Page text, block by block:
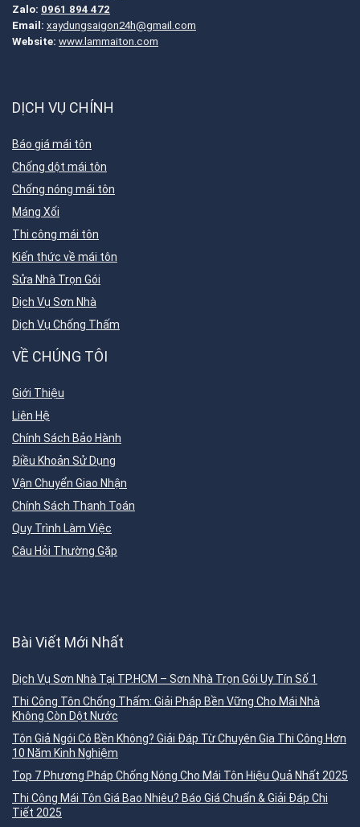
Zalo: 0961 894 472
Email: xaydungsaigon24h@gmail.com
Website: www.lammaiton.com
DỊCH VỤ CHÍNH
Báo giá mái tôn
Chống dột mái tôn
Chống nóng mái tôn
Máng Xối
Thi công mái tôn
Kiến thức về mái tôn
Sửa Nhà Trọn Gói
Dịch Vụ Sơn Nhà
Dịch Vụ Chống Thấm
VỀ CHÚNG TÔI
Giới Thiệu
Liên Hệ
Chính Sách Bảo Hành
Điều Khoản Sử Dụng
Vận Chuyển Giao Nhận
Chính Sách Thanh Toán
Quy Trình Làm Việc
Câu Hỏi Thường Gặp
Bài Viết Mới Nhất
Dịch Vụ Sơn Nhà Tại TP.HCM – Sơn Nhà Trọn Gói Uy Tín Số 1
Thi Công Tôn Chống Thấm: Giải Pháp Bền Vững Cho Mái Nhà
Không Còn Dột Nước
Tôn Giả Ngói Có Bền Không? Giải Đáp Từ Chuyên Gia Thi Công Hơn
10 Năm Kinh Nghiệm
Top 7 Phương Pháp Chống Nóng Cho Mái Tôn Hiệu Quả Nhất 2025
Thi Công Mái Tôn Giá Bao Nhiêu? Báo Giá Chuẩn & Giải Đáp Chi
Tiết 2025